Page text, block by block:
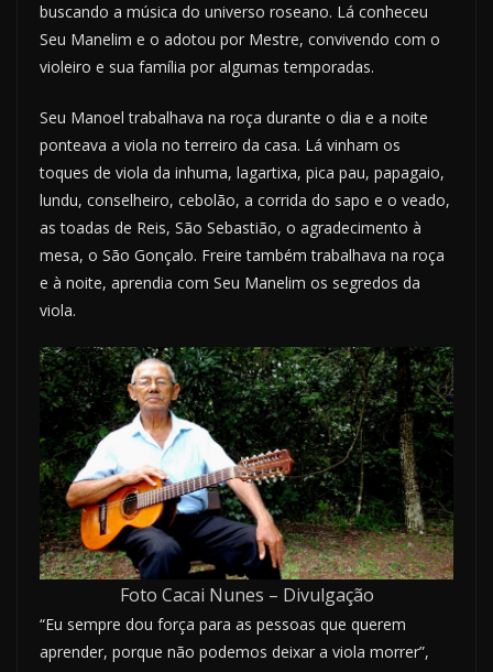
buscando a música do universo roseano. Lá conheceu
Seu Manelim e o adotou por Mestre, convivendo com o
violeiro e sua família por algumas temporadas.
Seu Manoel trabalhava na roça durante o dia e a noite
ponteava a viola no terreiro da casa. Lá vinham os
toques de viola da inhuma, lagartixa, pica pau, papagaio,
lundu, conselheiro, cebolão, a corrida do sapo e o veado,
as toadas de Reis, São Sebastião, o agradecimento à
mesa, o São Gonçalo. Freire também trabalhava na roça
e à noite, aprendia com Seu Manelim os segredos da
viola.
Foto Cacai Nunes – Divulgação
“Eu sempre dou força para as pessoas que querem
aprender, porque não podemos deixar a viola morrer”,